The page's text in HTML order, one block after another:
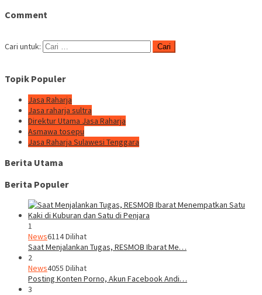
Comment
Cari untuk:
Topik Populer
Jasa Raharja
Jasa raharja sultra
Direktur Utama Jasa Raharja
Asmawa tosepu
Jasa Raharja Sulawesi Tenggara
Berita Utama
Berita Populer
1
News6114 Dilihat
Saat Menjalankan Tugas, RESMOB Ibarat Me…
2
News4055 Dilihat
Posting Konten Porno, Akun Facebook Andi…
3